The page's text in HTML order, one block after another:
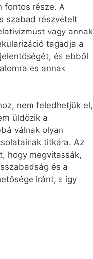
fontos része. A
szabad részvételt
vagy annak
tagadja a
és ebből
és annak
nem feledhetjük el,
üldözik a
válnak olyan
titkára. Az
hogy megvitassák,
és a
iránt, s így